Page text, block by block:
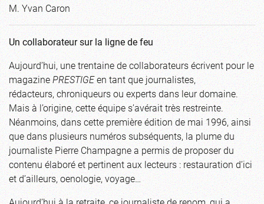
M. Yvan Caron
Un collaborateur sur la ligne de feu
Aujourd’hui, une trentaine de collaborateurs écrivent pour le
magazinePRESTIGEen tant que journalistes,
rédacteurs, chroniqueurs ou experts dans leur domaine.
Mais à l’origine, cette équipe s’avérait très restreinte.
Néanmoins, dans cette première édition de mai 1996, ainsi
que dans plusieurs numéros subséquents, la plume du
journaliste Pierre Champagne a permis de proposer du
contenu élaboré et pertinent aux lecteurs : restauration d’ici
et d’ailleurs, oenologie, voyage…